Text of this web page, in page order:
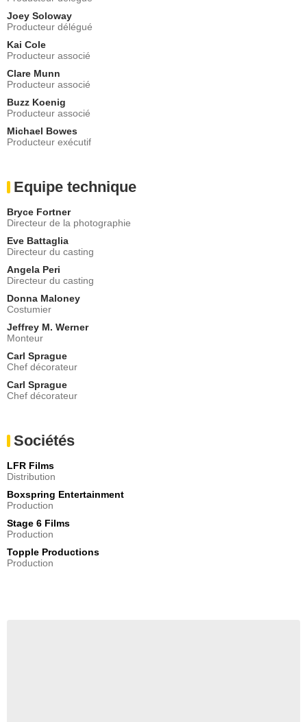
Joey Soloway
Producteur délégué
Kai Cole
Producteur associé
Clare Munn
Producteur associé
Buzz Koenig
Producteur associé
Michael Bowes
Producteur exécutif
Equipe technique
Bryce Fortner
Directeur de la photographie
Eve Battaglia
Directeur du casting
Angela Peri
Directeur du casting
Donna Maloney
Costumier
Jeffrey M. Werner
Monteur
Carl Sprague
Chef décorateur
Carl Sprague
Chef décorateur
Sociétés
LFR Films
Distribution
Boxspring Entertainment
Production
Stage 6 Films
Production
Topple Productions
Production